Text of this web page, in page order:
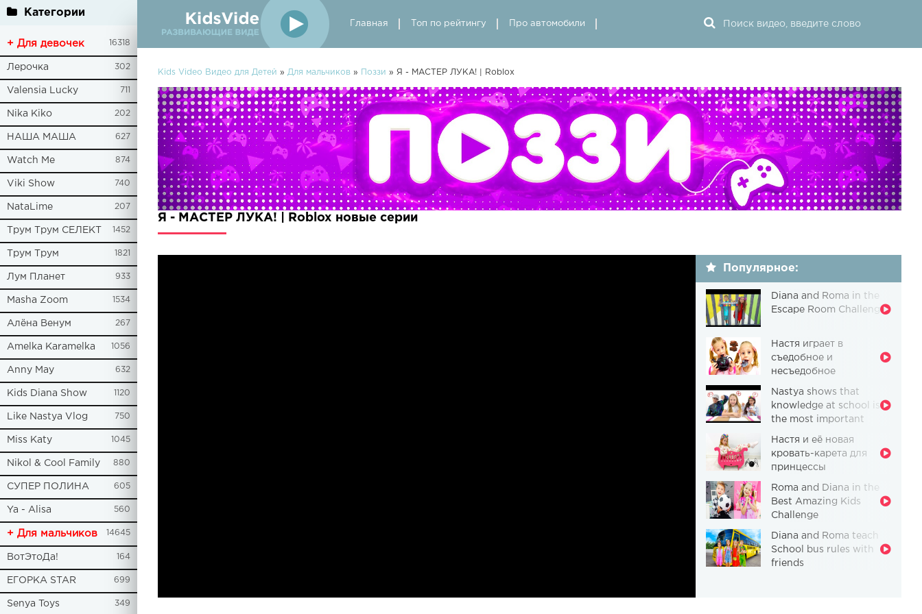
Категории
+ Для девочек 16318
Лерочка 302
Valensia Lucky 711
Nika Kiko 202
НАША МАША 627
Watch Me 874
Viki Show 740
NataLime 207
Трум Трум СЕЛЕКТ 1452
Трум Трум 1821
Лум Планет 933
Masha Zoom 1534
Алёна Венум 267
Amelka Karamelka 1056
Anny May 632
Kids Diana Show 1120
Like Nastya Vlog 750
Miss Katy 1045
Nikol & Cool Family 880
СУПЕР ПОЛИНА 605
Ya - Alisa 560
+ Для мальчиков 14645
ВотЭтоДа! 164
ЕГОРКА STAR 699
Senya Toys 349
Главная Топ по рейтингу Про автомобили
Kids Video Видео для Детей » Для мальчиков » Поззи » Я - МАСТЕР ЛУКА! | Roblox
Я - МАСТЕР ЛУКА! | Roblox новые серии
Популярное:
Diana and Roma in the
Escape Room Challenge
Настя играет в
съедобное и
несъедобное
Nastya shows that
knowledge at school is
the most important
Настя и её новая
кровать-карета для
принцессы
Roma and Diana in the
Best Amazing Kids
Challenge
Diana and Roma teach
School bus rules with
friends